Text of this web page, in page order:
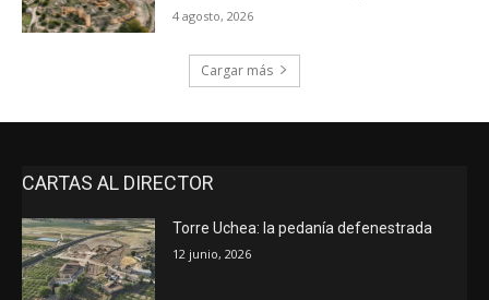
4 agosto, 2026
Cargar más
CARTAS AL DIRECTOR
Torre Uchea: la pedanía defenestrada
12 junio, 2026